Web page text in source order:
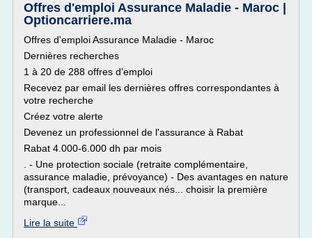
Offres d'emploi Assurance Maladie - Maroc |
Optioncarriere.ma
Offres d'emploi Assurance Maladie - Maroc
Dernières recherches
1 à 20 de 288 offres d'emploi
Recevez par email les dernières offres correspondantes à
votre recherche
Créez votre alerte
Devenez un professionnel de l'assurance à Rabat
Rabat 4.000-6.000 dh par mois
. - Une protection sociale (retraite complémentaire,
assurance maladie, prévoyance) - Des avantages en nature
(transport, cadeaux nouveaux nés... choisir la première
marque...
Lire la suite